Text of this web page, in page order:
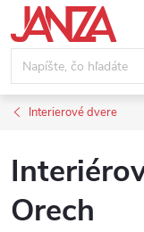
Prejsť na obsah
Interierové dvere
Orech